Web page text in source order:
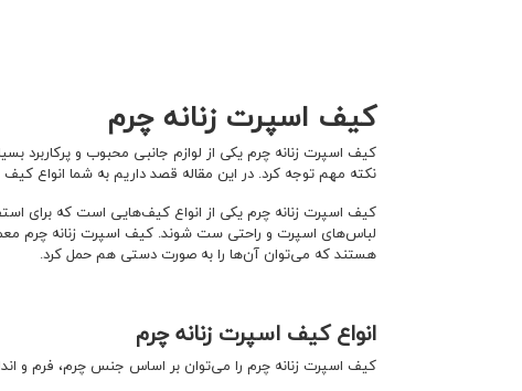
کیف اسپرت زنانه چرم
کیف اسپرت زنانه چرم یکی از لوازم جانبی محبوب و پرکاربرد
نکته مهم توجه کرد. در این مقاله قصد داریم به شما انواع
کیف اسپرت زنانه چرم یکی از انواع کیف‌هایی است که برای
لباس‌های اسپرت و راحتی ست شوند. کیف اسپرت زنانه چرم
هستند که می‌توان آن‌ها را به صورت دستی هم حمل کرد.
انواع کیف اسپرت زنانه چرم
کیف اسپرت زنانه چرم را می‌توان بر اساس جنس چرم، فرم و